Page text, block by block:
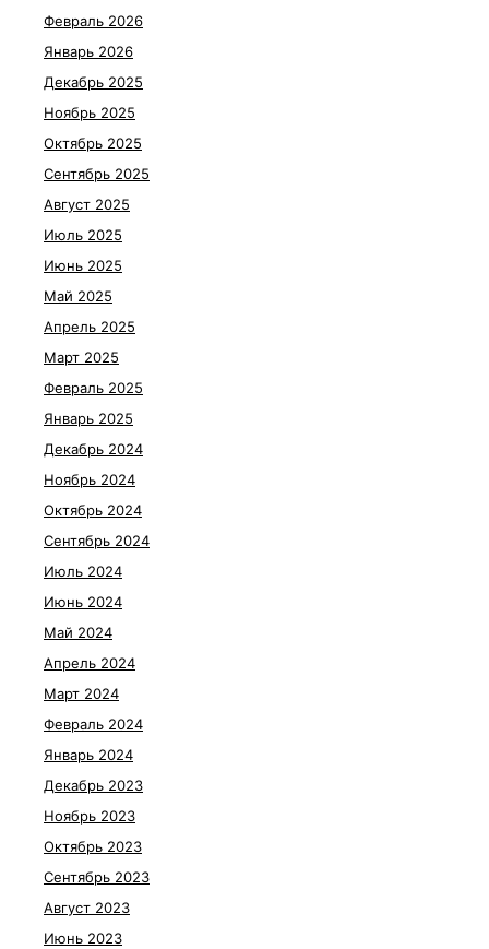
Февраль 2026
Январь 2026
Декабрь 2025
Ноябрь 2025
Октябрь 2025
Сентябрь 2025
Август 2025
Июль 2025
Июнь 2025
Май 2025
Апрель 2025
Март 2025
Февраль 2025
Январь 2025
Декабрь 2024
Ноябрь 2024
Октябрь 2024
Сентябрь 2024
Июль 2024
Июнь 2024
Май 2024
Апрель 2024
Март 2024
Февраль 2024
Январь 2024
Декабрь 2023
Ноябрь 2023
Октябрь 2023
Сентябрь 2023
Август 2023
Июнь 2023